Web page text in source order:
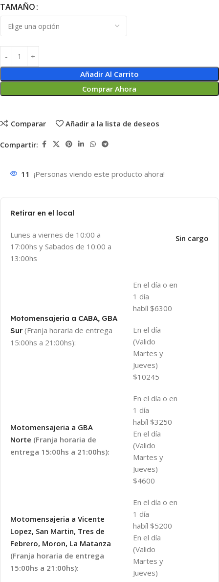
TAMAÑO
Añadir Al Carrito
Comprar Ahora
Comparar Añadir a la lista de deseos
Compartir:
11 ¡Personas viendo este producto ahora!
Retirar en el local
Lunes a viernes de 10:00 a
17:00hs y Sabados de 10:00 a
13:00hs
Sin cargo
Motomensajeria a CABA, GBA
Sur (Franja horaria de entrega
15:00hs a 21:00hs):
En el día o en
1 día
habíl $6300
En el día
(Valido
Martes y
Jueves)
$10245
Motomensajeria a GBA
Norte (Franja horaria de
entrega 15:00hs a 21:00hs):
En el día o en
1 día
habíl $3250
En el día
(Valido
Martes y
Jueves)
$4600
Motomensajeria a Vicente
Lopez, San Martin, Tres de
Febrero, Moron, La Matanza
(Franja horaria de entrega
15:00hs a 21:00hs):
En el día o en
1 día
habíl $5200
En el día
(Valido
Martes y
Jueves)